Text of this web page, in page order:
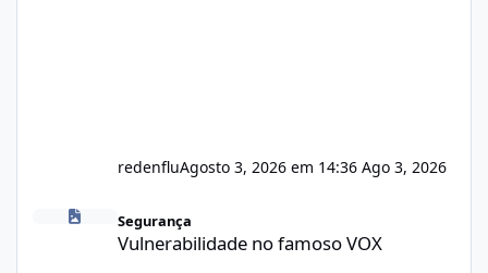
redenfluAgosto 3, 2026 em 14:36 Ago 3, 2026
Vulnerabilidade no famoso VOX
Segurança
Vulnerabilidade no famoso VOX